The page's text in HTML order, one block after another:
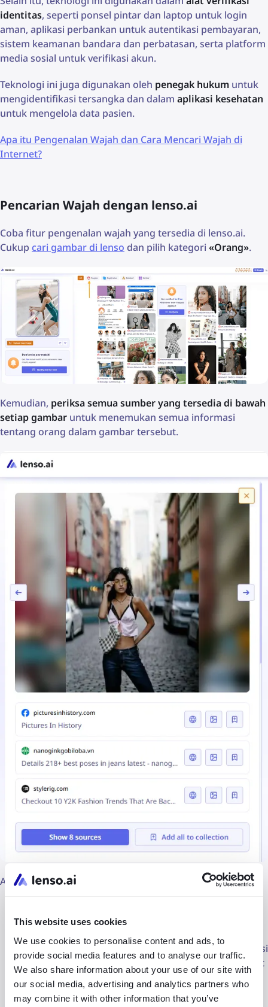
This website uses cookies
We use cookies to personalise content and ads, to
provide social media features and to analyse our traffic.
We also share information about your use of our site with
our social media, advertising and analytics partners who
may combine it with other information that you’ve
identitas, seperti ponsel pintar dan laptop untuk login
aman, aplikasi perbankan untuk autentikasi pembayaran,
sistem keamanan bandara dan perbatasan, serta platform
media sosial untuk verifikasi akun.
Teknologi ini juga digunakan oleh penegak hukum untuk
mengidentifikasi tersangka dan dalam aplikasi kesehatan
untuk mengelola data pasien.
Apa itu Pengenalan Wajah dan Cara Mencari Wajah di
Internet?
Pencarian Wajah dengan lenso.ai
Coba fitur pengenalan wajah yang tersedia di lenso.ai.
Cukup cari gambar di lenso dan pilih kategori «Orang».
Kemudian, periksa semua sumber yang tersedia di bawah
setiap gambar untuk menemukan semua informasi
tentang orang dalam gambar tersebut.
Anda juga dapat menyaring pencarian dengan :
atau Serupa)
Membuatnotifikasi gratis untuk menerima informasi
terbaru setiap kali hasil gambar baru muncul di Internet
Memfilter hasil berdasarkan domain atau kata kunci
tertentu